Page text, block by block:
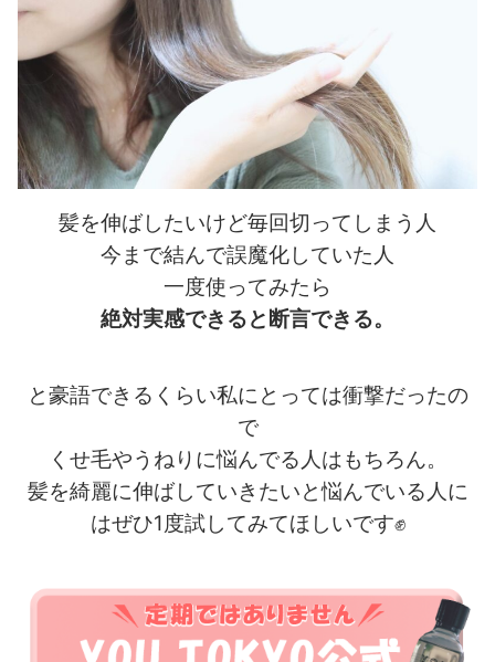
髪を伸ばしたいけど毎回切ってしまう人
今まで結んで誤魔化していた人
一度使ってみたら
絶対実感できると断言できる。
と豪語できるくらい私にとっては衝撃だったの
で
くせ毛やうねりに悩んでる人はもちろん。
髪を綺麗に伸ばしていきたいと悩んでいる人に
はぜひ1度試してみてほしいです✊